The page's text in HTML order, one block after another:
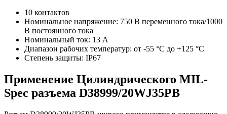
10 контактов
Номинальное напряжение: 750 В переменного тока/1000
В постоянного тока
Номинальный ток: 13 A
Диапазон рабочих температур: от -55 °C до +125 °C
Степень защиты: IP67
Применение Цилиндрического MIL-
Spec разъема D38999/20WJ35PB